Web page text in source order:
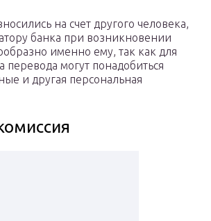
на счет другого человека,
банка при возникновении
именно ему, так как для
перевода могут понадобиться
и другая персональная